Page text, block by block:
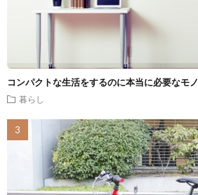
コンパクトな生活をするのに本当に必要なモノ
暮らし